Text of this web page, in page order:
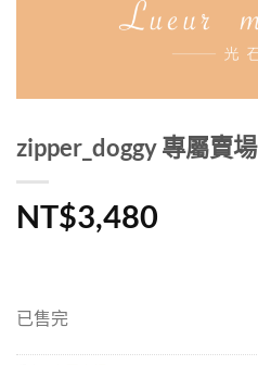
zipper_doggy 專屬賣場
NT$3,480
已售完